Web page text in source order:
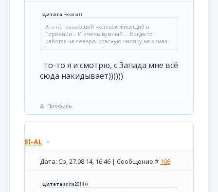
Цитата Fekalia ()
Это потрясающий человек живущий в
Германии... И очень вумный.... Когда-то
работал на севере, красную кнопку нажимал...
то-то я и смотрю, с Запада мне всё
сюда накидывает))))))
Профиль
El-AL
Дата: Ср, 27.08.14, 16:46 | Сообщение # 108
Цитатаanita2014()